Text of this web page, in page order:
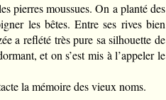
pierres moussues. On a planté des
les bêtes. Entre ses rives bien
a reflété très pure sa silhouette de
et on s’est mis à l’appeler le
la mémoire des vieux noms.